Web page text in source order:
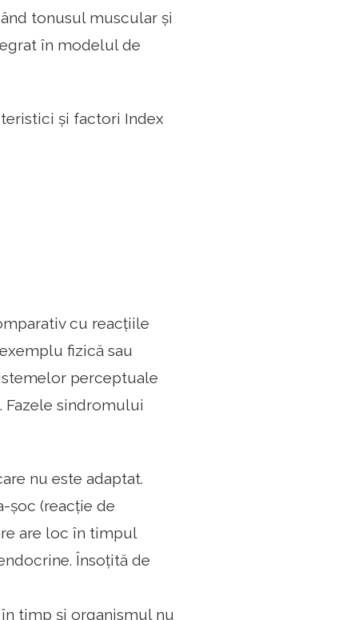
tonusul muscular și
în modelul de
și factori Index
cu reacțiile
fizică sau
perceptuale
Fazele sindromului
nu este adaptat.
șoc (reacție de
are loc în timpul
Însoțită de
timp și organismul nu